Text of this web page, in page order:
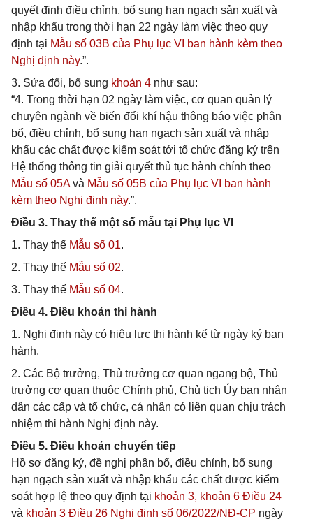
quyết định điều chỉnh, bổ sung hạn ngạch sản xuất và
nhập khẩu trong thời hạn 22 ngày làm việc theo quy
định tại Mẫu số 03B của Phụ lục VI ban hành kèm theo
Nghị định này.”.
3. Sửa đổi, bổ sung khoản 4 như sau:
“4. Trong thời hạn 02 ngày làm việc, cơ quan quản lý
chuyên ngành về biến đổi khí hậu thông báo việc phân
bổ, điều chỉnh, bổ sung hạn ngạch sản xuất và nhập
khẩu các chất được kiểm soát tới tổ chức đăng ký trên
Hệ thống thông tin giải quyết thủ tục hành chính theo
Mẫu số 05Avà Mẫu số 05B của Phụ lục VI ban hành
kèm theo Nghị định này.”.
Điều 3. Thay thế một số mẫu tại Phụ lục VI
1. Thay thế Mẫu số 01.
2. Thay thế Mẫu số 02.
3. Thay thế Mẫu số 04.
Điều 4. Điều khoản thi hành
1. Nghị định này có hiệu lực thi hành kể từ ngày ký ban
hành.
2. Các Bộ trưởng, Thủ trưởng cơ quan ngang bộ, Thủ
trưởng cơ quan thuộc Chính phủ, Chủ tịch Ủy ban nhân
dân các cấp và tổ chức, cá nhân có liên quan chịu trách
nhiệm thi hành Nghị định này.
Điều 5. Điều khoản chuyển tiếp
Hồ sơ đăng ký, đề nghị phân bổ, điều chỉnh, bổ sung
hạn ngạch sản xuất và nhập khẩu các chất được kiểm
soát hợp lệ theo quy định tại khoản 3, khoản 6 Điều 24
và khoản 3 Điều 26 Nghị định số 06/2022/NĐ-CP ngày